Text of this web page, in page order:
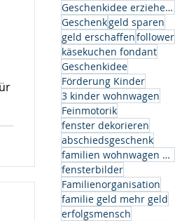
Geschenkidee erzieherin
Geschenkgeld sparen
geld erschaffenfollower
käsekuchen fondant
Geschenkidee
Förderung Kinder
3 kinder wohnwagen
Feinmotorik
fenster dekorieren
abschiedsgeschenk
familien wohnwagen modell
fensterbilder
Familienorganisation
familie geld mehr geld
erfolgsmensch